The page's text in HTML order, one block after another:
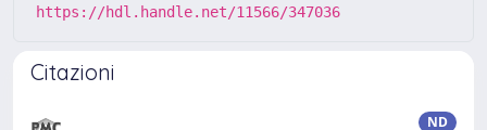
https://hdl.handle.net/11566/347036
Citazioni
ND